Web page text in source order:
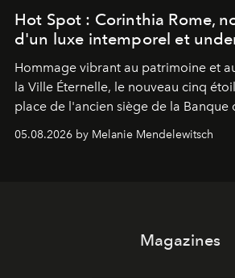
Hot Spot : Corinthia Rome,
d'un luxe intemporel et
Hommage vibrant au patrimoine et
la Ville Éternelle, le nouveau cinq
place de l'ancien siège de la Banque
05.08.2026 by Melanie Mendelewitsch
Magazines